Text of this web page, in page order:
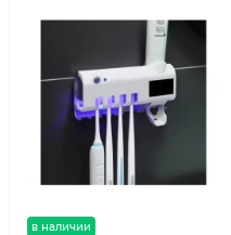
в наличии